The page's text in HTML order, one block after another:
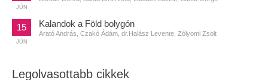
JÚN
15
JÚN
Kalandok a Föld bolygón
Arató András, Czakó Ádám, dr.Halász Levente, Zólyomi Zsolt
Legolvasottabb cikkek